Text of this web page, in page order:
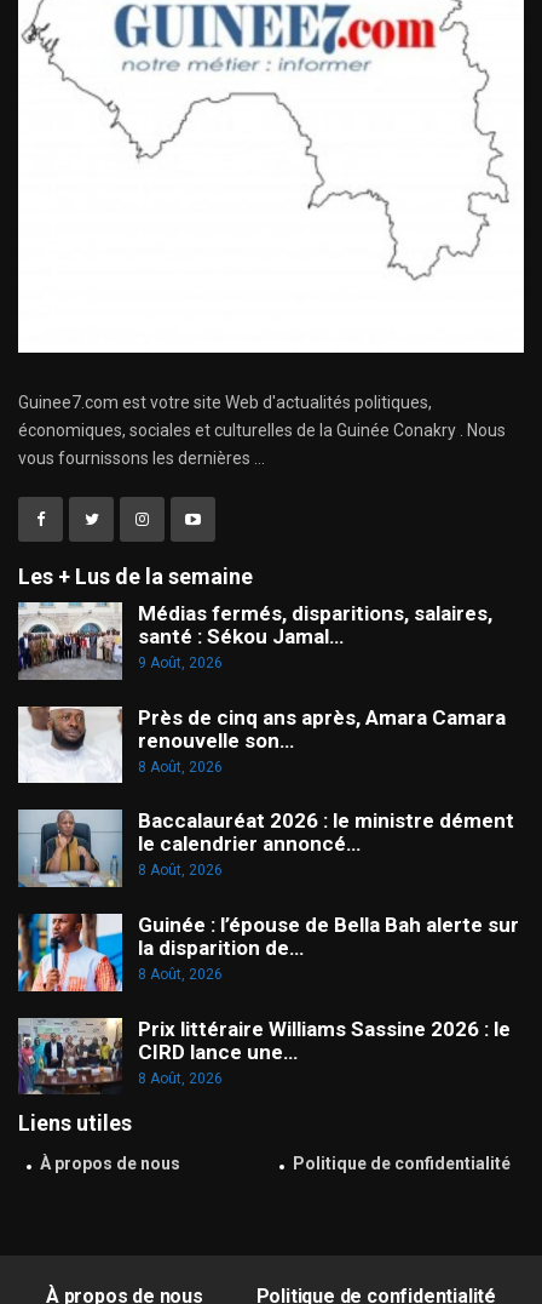
Guinee7.com est votre site Web d'actualités politiques,
économiques, sociales et culturelles de la Guinée Conakry . Nous
vous fournissons les dernières ...
Les + Lus de la semaine
Médias fermés, disparitions, salaires,
santé : Sékou Jamal…
9 Août, 2026
Près de cinq ans après, Amara Camara
renouvelle son…
8 Août, 2026
Baccalauréat 2026 : le ministre dément
le calendrier annoncé…
8 Août, 2026
Guinée : l’épouse de Bella Bah alerte sur
la disparition de…
8 Août, 2026
Prix littéraire Williams Sassine 2026 : le
CIRD lance une…
8 Août, 2026
Liens utiles
À propos de nous Politique de confidentialité
À propos de nous Politique de confidentialité